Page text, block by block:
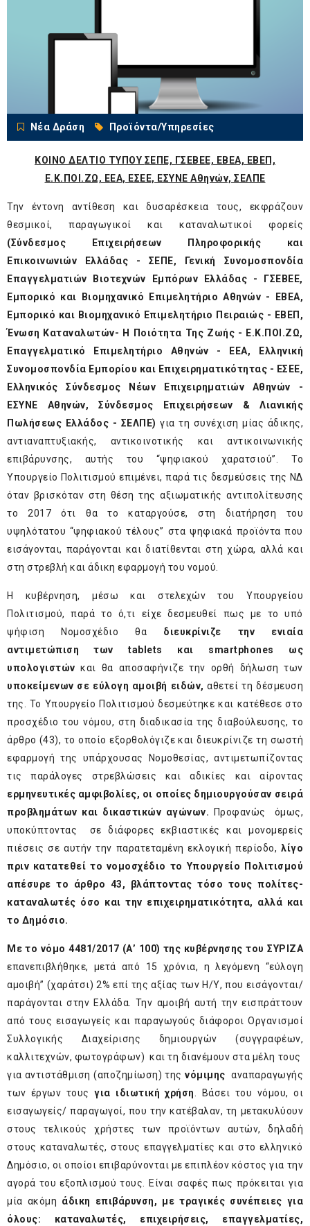
Νέα Δράση Προϊόντα/Υπηρεσίες
ΚΟΙΝΟ ΔΕΛΤΙΟ ΤΥΠΟΥ ΣΕΠΕ, ΓΣΕΒΕΕ, ΕΒΕΑ, ΕΒΕΠ,
Ε.Κ.ΠΟΙ.ΖΩ, ΕΕΑ, ΕΣΕΕ, ΕΣΥΝΕ Αθηνών, ΣΕΛΠΕ
Την έντονη αντίθεση και δυσαρέσκεια τους, εκφράζουν
θεσμικοί, παραγωγικοί και καταναλωτικοί φορείς
(Σύνδεσμος Επιχειρήσεων Πληροφορικής και
Επικοινωνιών Ελλάδας - ΣΕΠΕ, Γενική Συνομοσπονδία
Επαγγελματιών Βιοτεχνών Εμπόρων Ελλάδας - ΓΣΕΒΕΕ,
Εμπορικό και Βιομηχανικό Επιμελητήριο Αθηνών - ΕΒΕΑ,
Εμπορικό και Βιομηχανικό Επιμελητήριο Πειραιώς - ΕΒΕΠ,
Ένωση Καταναλωτών- Η Ποιότητα Της Ζωής - Ε.Κ.ΠΟΙ.ΖΩ,
Επαγγελματικό Επιμελητήριο Αθηνών - ΕΕΑ, Ελληνική
Συνομοσπονδία Εμπορίου και Επιχειρηματικότητας - ΕΣΕΕ,
Ελληνικός Σύνδεσμος Νέων Επιχειρηματιών Αθηνών -
ΕΣΥΝΕ Αθηνών, Σύνδεσμος Επιχειρήσεων & Λιανικής
Πωλήσεως Ελλάδος - ΣΕΛΠΕ) για τη συνέχιση μίας άδικης,
αντιαναπτυξιακής, αντικοινοτικής και αντικοινωνικής
επιβάρυνσης, αυτής του “ψηφιακού χαρατσιού”. Το
Υπουργείο Πολιτισμού επιμένει, παρά τις δεσμεύσεις της ΝΔ
όταν βρισκόταν στη θέση της αξιωματικής αντιπολίτευσης
το 2017 ότι θα το καταργούσε, στη διατήρηση του
υψηλότατου “ψηφιακού τέλους” στα ψηφιακά προϊόντα που
εισάγονται, παράγονται και διατίθενται στη χώρα, αλλά και
στη στρεβλή και άδικη εφαρμογή του νομού.
Η κυβέρνηση, μέσω και στελεχών του Υπουργείου
Πολιτισμού, παρά το ό,τι είχε δεσμευθεί πως με το υπό
ψήφιση Νομοσχέδιο θα διευκρίνιζε
την ενιαία
αντιμετώπιση τωνtablets και smartphones
ως
υπολογιστών και θα αποσαφήνιζε την ορθή δήλωση των
υποκείμενων σε εύλογη αμοιβή ειδών, αθετεί τη δέσμευση
της. Το Υπουργείο Πολιτισμού δεσμεύτηκε και κατέθεσε στο
προσχέδιο του νόμου, στη διαδικασία της διαβούλευσης, το
άρθρο (43), το οποίο εξορθολόγιζε και διευκρίνιζε τη σωστή
εφαρμογή της υπάρχουσας Νομοθεσίας, αντιμετωπίζοντας
τις παράλογες στρεβλώσεις και αδικίες και αίροντας
ερμηνευτικές αμφιβολίες, οι οποίες δημιουργούσαν σειρά
προβλημάτων και δικαστικών αγώνων.
Προφανώς όμως,
υποκύπτοντας σε διάφορες εκβιαστικές και μονομερείς
πιέσεις σε αυτήν την παρατεταμένη εκλογική περίοδο, λίγο
πριν κατατεθεί το νομοσχέδιο το Υπουργείο Πολιτισμού
απέσυρε το άρθρο 43, βλάπτοντας τόσο τους πολίτες-
καταναλωτές όσο και την επιχειρηματικότητα, αλλά και
το Δημόσιο.
Με το νόμο 4481/2017 (Α’ 100) της κυβέρνησης του ΣΥΡΙΖΑ
επανεπιβλήθηκε, μετά από 15 χρόνια, η λεγόμενη “εύλογη
αμοιβή” (χαράτσι) 2% επί της αξίας των Η/Υ, που εισάγονται/
παράγονται στην Ελλάδα. Την αμοιβή αυτή την εισπράττουν
από τους εισαγωγείς και παραγωγούς διάφοροι Οργανισμοί
Συλλογικής Διαχείρισης δημιουργών (συγγραφέων,
καλλιτεχνών, φωτογράφων) και τη διανέμουν στα μέλη τους
για αντιστάθμιση (αποζημίωση) της νόμιμης αναπαραγωγής
των έργων τουςγια ιδιωτική χρήση. Βάσει του νόμου, οι
εισαγωγείς/ παραγωγοί, που την κατέβαλαν, τη μετακυλύουν
στους τελικούς χρήστες των προϊόντων αυτών, δηλαδή
στους καταναλωτές, στους επαγγελματίες και στο ελληνικό
Δημόσιο, οι οποίοι επιβαρύνονται με επιπλέον κόστος για την
αγορά του εξοπλισμού τους. Είναι σαφές πως πρόκειται για
μία ακόμη άδικη επιβάρυνση, με τραγικές συνέπειες για
όλους: καταναλωτές, επιχειρήσεις, επαγγελματίες,